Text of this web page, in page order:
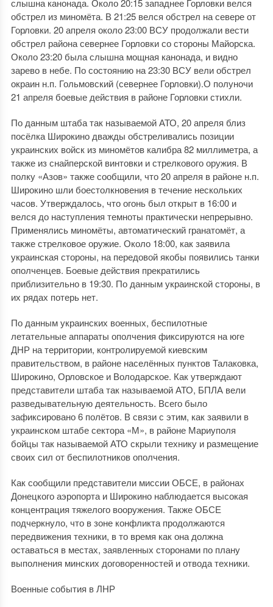
слышна канонада. Около 20:15 западнее Горловки велся
обстрел из миномёта. В 21:25 велся обстрел на севере от
Горловки. 20 апреля около 23:00 ВСУ продолжали вести
обстрел района севернее Горловки со стороны Майорска.
Около 23:20 была слышна мощная канонада, и видно
зарево в небе. По состоянию на 23:30 ВСУ вели обстрел
окраин н.п. Гольмовский (севернее Горловки).О полуночи
21 апреля боевые действия в районе Горловки стихли.
По данным штаба так называемой АТО, 20 апреля близ
посёлка Широкино дважды обстреливались позиции
украинских войск из миномётов калибра 82 миллиметра, а
также из снайперской винтовки и стрелкового оружия. В
полку «Азов» также сообщили, что 20 апреля в районе н.п.
Широкино шли боестолкновения в течение нескольких
часов. Утверждалось, что огонь был открыт в 16:00 и
велся до наступления темноты практически непрерывно.
Применялись миномёты, автоматический гранатомёт, а
также стрелковое оружие. Около 18:00, как заявила
украинская стороны, на передовой якобы появились танки
ополченцев. Боевые действия прекратились
приблизительно в 19:30. По данным украинской стороны, в
их рядах потерь нет.
По данным украинских военных, беспилотные
летательные аппараты ополчения фиксируются на юге
ДНР на территории, контролируемой киевским
правительством, в районе населённых пунктов Талаковка,
Широкино, Орловское и Володарское. Как утверждают
представители штаба так называемой АТО, БПЛА вели
разведывательную деятельность. Всего было
зафиксировано 6 полётов. В связи с этим, как заявили в
украинском штабе сектора «М», в районе Мариуполя
бойцы так называемой АТО скрыли технику и размещение
своих сил от беспилотников ополчения.
Как сообщили представители миссии ОБСЕ, в районах
Донецкого аэропорта и Широкино наблюдается высокая
концентрация тяжелого вооружения. Также ОБСЕ
подчеркнуло, что в зоне конфликта продолжаются
передвижения техники, в то время как она должна
оставаться в местах, заявленных сторонами по плану
выполнения минских договоренностей и отвода техники.
Военные события в ЛНР